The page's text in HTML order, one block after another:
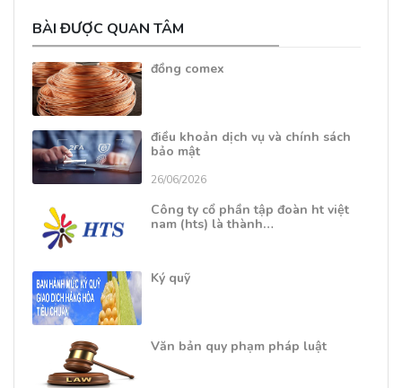
BÀI ĐƯỢC QUAN TÂM
đồng comex
điều khoản dịch vụ và chính sách
bảo mật
26/06/2026
Công ty cổ phần tập đoàn ht việt
nam (hts) là thành…
Ký quỹ
Văn bản quy phạm pháp luật